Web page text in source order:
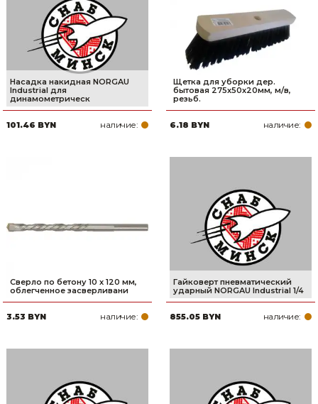
Насадка накидная NORGAU
Industrial для
динамометрическ
101.46 BYN наличие:
Щетка для уборки дер.
бытовая 275х50х20мм, м/в,
резьб.
6.18 BYN наличие:
Сверло по бетону 10 х 120 мм,
облегченное засверливани
3.53 BYN наличие:
Гайковерт пневматический
ударный NORGAU Industrial 1/4
855.05 BYN наличие: